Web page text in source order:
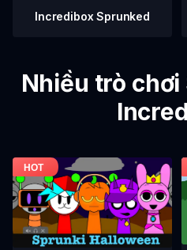
Incredibox Sprunked
Nhiều trò